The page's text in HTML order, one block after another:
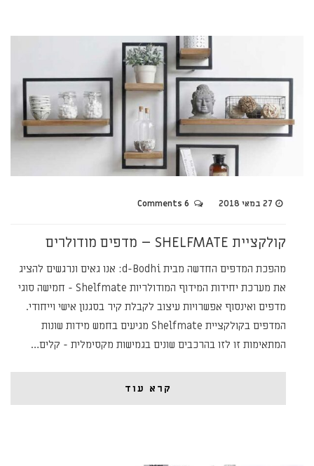
27 במאי 2018
קולקציית SHELFMATE – מדפים מודולרים
מהפכת המדפים החדשה מבית d-Bodhi: אנו גאים ונרגשים להציג
את מערכת יחידות המידוף המודולריות Shelfmate - חמישה סוגי
מדפים ואינסוף אפשרויות עיצוב לקבלת קיר בסגנון אישי וייחודי.
המדפים בקולקציית Shelfmate מגיעים בחמש מידות שונות
המתאימות זו לזו בהרכבים שונים בגמישות מקסימלית - קלים…
קרא עוד